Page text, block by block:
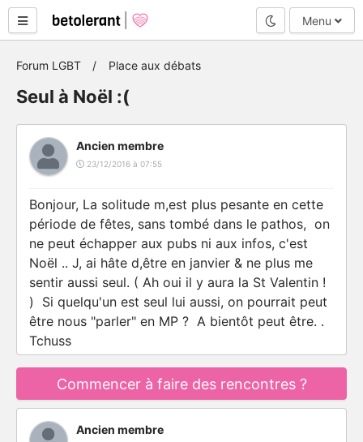
Mode nuit
Menu
Forum LGBT Place aux débats
Seul à Noël :(
Ancien membre
23/12/2016 à 07:55
Bonjour, La solitude m,est plus pesante en cette
période de fêtes, sans tombé dans le pathos, on
ne peut échapper aux pubs ni aux infos, c'est
Noël .. J, ai hâte d,être en janvier & ne plus me
sentir aussi seul. ( Ah oui il y aura la St Valentin !
) Si quelqu'un est seul lui aussi, on pourrait peut
être nous "parler" en MP ? A bientôt peut être. .
Tchuss
Commencer à faire des rencontres ?
Ancien membre